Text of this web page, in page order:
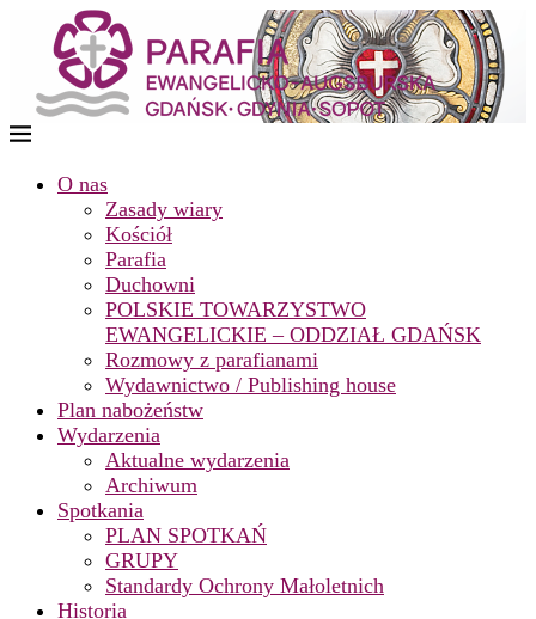
O nas
Zasady wiary
Kościół
Parafia
Duchowni
POLSKIE TOWARZYSTWO
EWANGELICKIE – ODDZIAŁ GDAŃSK
Rozmowy z parafianami
Wydawnictwo / Publishing house
Plan nabożeństw
Wydarzenia
Aktualne wydarzenia
Archiwum
Spotkania
PLAN SPOTKAŃ
GRUPY
Standardy Ochrony Małoletnich
Historia